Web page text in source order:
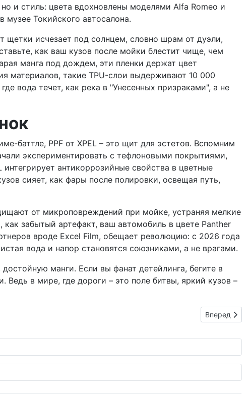
и стиль: цвета вдохновлены моделями Alfa Romeo и
музее Токийского автосалона.
щетки исчезает под солнцем, словно шрам от дуэли,
как ваш кузов после мойки блестит чище, чем
манга под дождем, эти пленки держат цвет
материалов, такие TPU-слои выдерживают 10 000
вода течет, как река в "Унесенных призраками", а не
баттле, PPF от XPEL – это щит для эстетов. Вспомним
экспериментировать с тефлоновыми покрытиями,
антикоррозийные свойства в цветные
сияет, как фары после полировки, освещая путь,
от микроповреждений при мойке, устраняя мелкие
забытый артефакт, ваш автомобиль в цвете Panther
вроде Excel Film, обещает революцию: с 2026 года
вода и напор становятся союзниками, а не врагами.
манги. Если вы фанат детейлинга, бегите в
в мире, где дороги – это поле битвы, яркий кузов –
Следующий:
Вперед